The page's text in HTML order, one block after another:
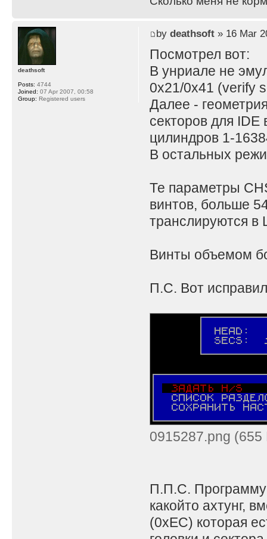
by deathsoft» 16 Mar
Посмотрел вот:
В унриале не
0x21/0x41 (verify
Далее -
секторов для IDE
цилиндров 1-
В остальных
Те параметры
винтов, больше
транслируются в
Винты объемом
П.С. Вот
0915287.png
П.П.С. Программу
какойто ахтунг,
(0xEC) которая
deathsoft
Posts: 4744
Joined: 07 Apr 2007, 00:58
Group: Registered users